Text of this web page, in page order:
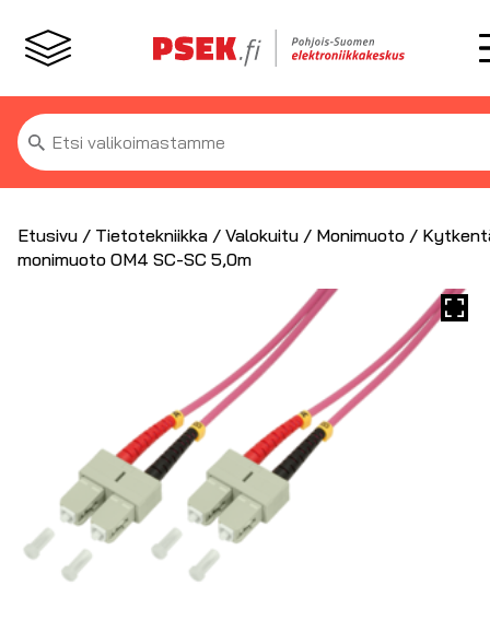
Etsi:
Etusivu / Tietotekniikka / Valokuitu / Monimuoto /
monimuoto OM4 SC-SC 5,0m